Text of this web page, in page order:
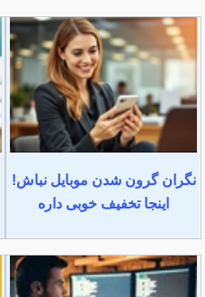
نگران گرون شدن موبایل نباش!
اینجا تخفیف خوبی داره